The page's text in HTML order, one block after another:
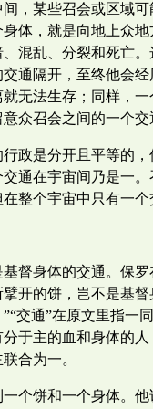
，某些召会或区域
体，就是向地上众
混乱、分裂和死亡
通隔开，至终他会
无法生存；同样，
众召会之间的一个
政是分开且平等的
通在宇宙间乃是一
整个宇宙中只有一个
督身体的交通。保
开的饼，岂不是基
交通”在原文里指一
于主的血和身体的
合为一。
个饼和一个身体。